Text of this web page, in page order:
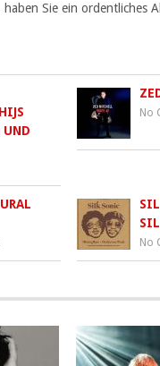
Sie ein ordentliches
UND
No
No